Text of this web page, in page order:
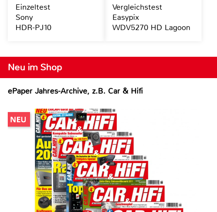
Neu im Shop
ePaper Jahres-Archive, z.B. Car & Hifi
Einzeltest
Sony
HDR-PJ10
Vergleichstest
Easypix
WDV5270 HD Lagoon